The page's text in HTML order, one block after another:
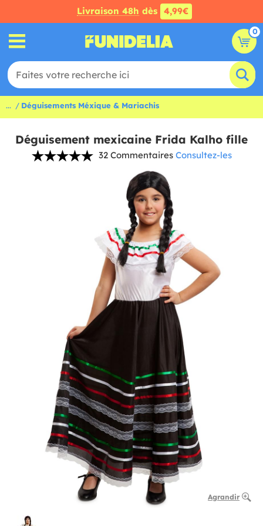
Livraison 48h dès 4,99€
0
... Déguisements Méxique & Mariachis
Déguisement mexicaine Frida Kalho fille
32 Commentaires Consultez-les
Agrandir